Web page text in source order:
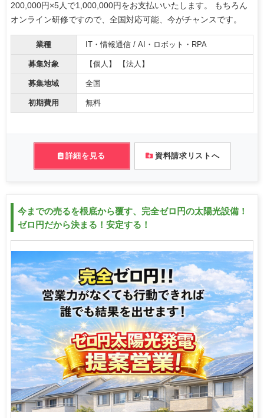
200,000円×5人で1,000,000円をお支払いいたします。 もちろん
オンライン研修ですので、全国対応可能、今がチャンスです。
業種 IT・情報通信 / AI・ロボット・RPA
募集対象 【個人】 【法人】
募集地域 全国
初期費用 無料
詳細を見る 資料請求リストへ
今までの売るを根底から覆す、完全ゼロ円の太陽光設備！
ゼロ円だから決まる！安定する！